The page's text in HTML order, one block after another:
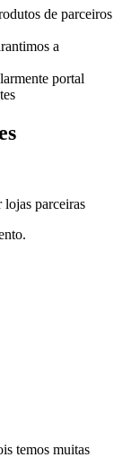
de parceiros
a
portal
parceiras
temos muitas